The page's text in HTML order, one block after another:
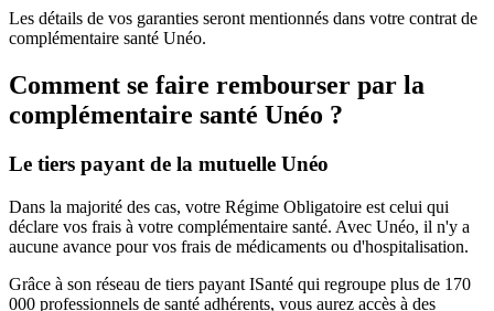
Les détails de vos garanties seront mentionnés dans votre contrat de
complémentaire santé Unéo.
Comment se faire rembourser par la
complémentaire santé Unéo ?
Le tiers payant de la mutuelle Unéo
Dans la majorité des cas, votre Régime Obligatoire est celui qui
déclare vos frais à votre complémentaire santé. Avec Unéo, il n'y a
aucune avance pour vos frais de médicaments ou d'hospitalisation.
Grâce à son réseau de tiers payant ISanté qui regroupe plus de 170
000 professionnels de santé adhérents, vous aurez accès à des